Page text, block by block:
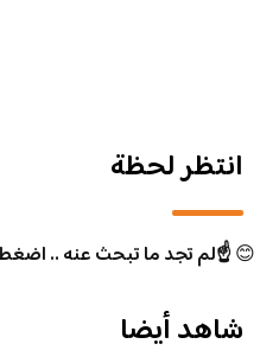
انتظر لحظة
😊☝️لم تجد ما تبحث عنه .. اضغط
شاهد أيضا